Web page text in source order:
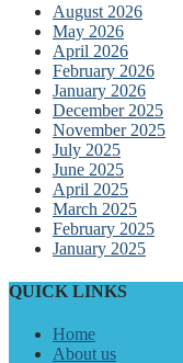
August 2026
May 2026
April 2026
February 2026
January 2026
December 2025
November 2025
July 2025
June 2025
April 2025
March 2025
February 2025
January 2025
QUICK LINKS
Home
About us